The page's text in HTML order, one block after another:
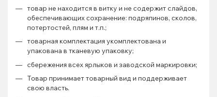
товар не находится в витку и не содержит слайдов,
обеспечивающих сохранение: подряпинов, сколов,
потертостей, плям и т.п.;
товарная комплектация укомплектована и
упакована в тканевую упаковку;
сбережения всех ярлыков и заводской маркировки;
Товар принимает товарный вид и поддерживает
свою власть.